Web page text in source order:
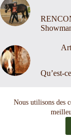
Nous utilisons des
Qu’est-
Nous contacter